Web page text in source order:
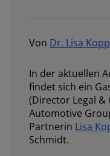
Von Dr. Lisa Kopp
In der aktuellen
findet sich ein
(Director Legal &
Automotive
Partnerin Lisa
Schmidt.